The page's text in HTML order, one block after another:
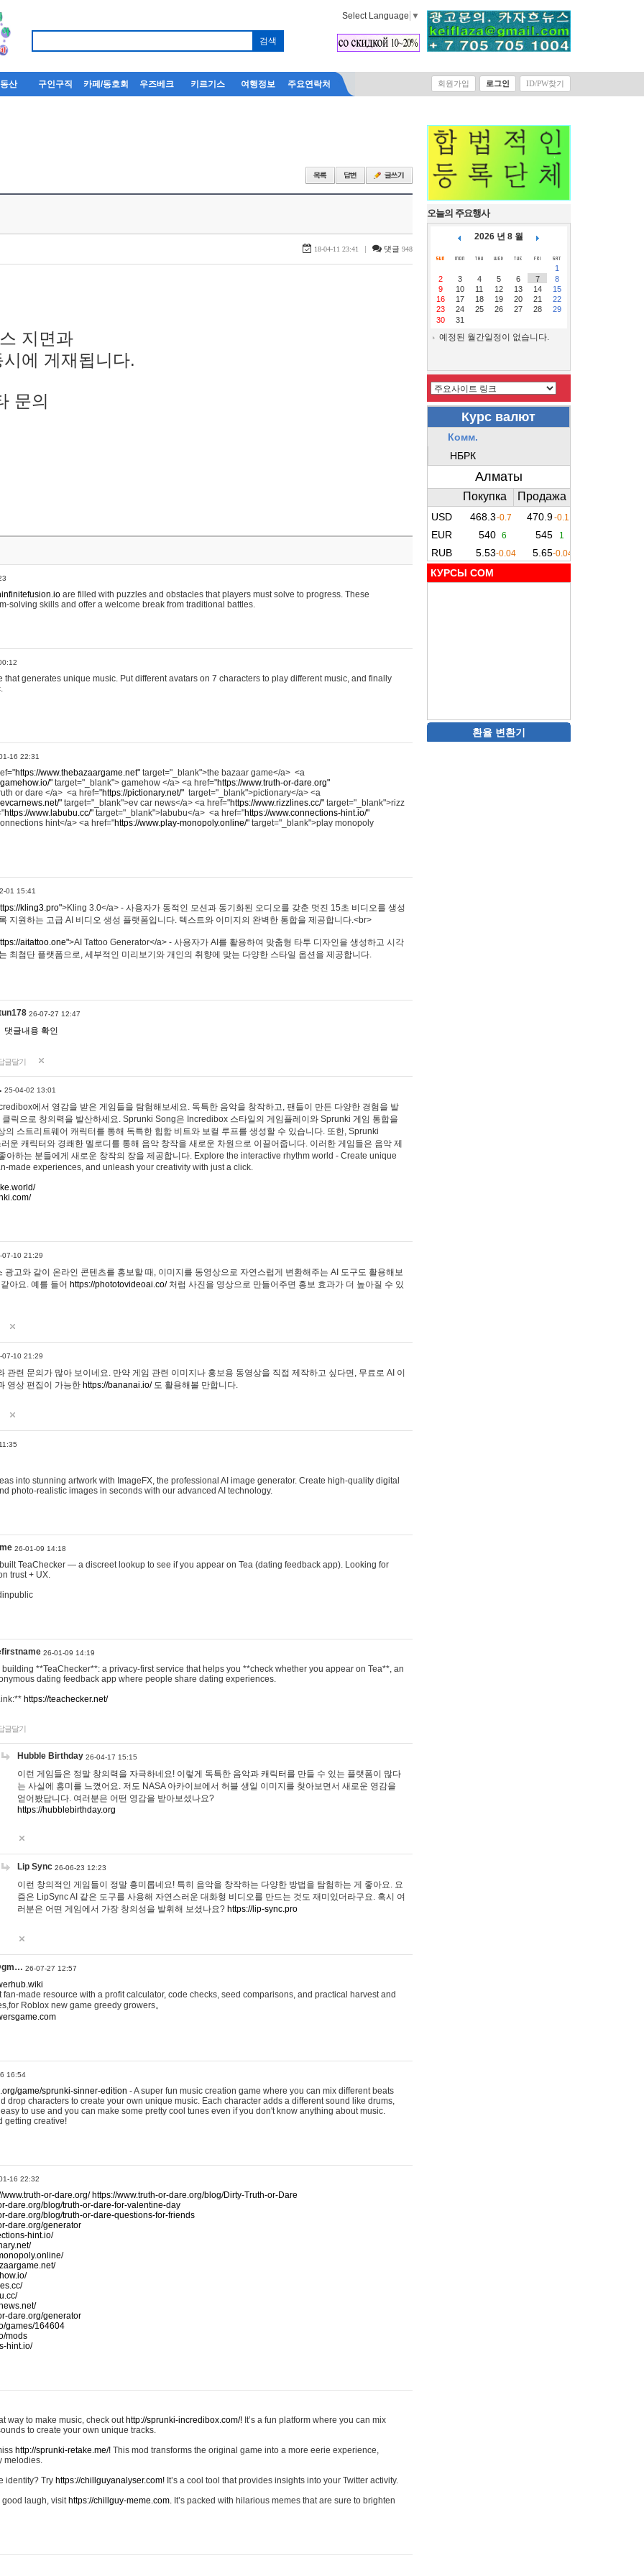
Select Language ▼
산 구인구직 카페/동호회 우즈베크 키르기스 여행정보 주요연락처 회원가입 로그인 ID/PW찾기
18-04-11 23:41 | 댓글 948
지면과
에 게재됩니다.
문의
are filled with puzzles and obstacles that players must solve to progress. These
solving skills and offer a welcome break from traditional battles.
that generates unique music. Put different avatars on 7 characters to play different music, and finally
16 22:31
https://www.thebazaargame.net" target="_blank">the bazaar game</a> <a
" target="_blank"> gamehow </a> <a href="https://www.truth-or-dare.org"
or dare </a> <a href="https://pictionary.net/" target="_blank">pictionary</a> <a
" target="_blank">ev car news</a> <a href="https://www.rizzlines.cc/" target="_blank">rizz
https://www.labubu.cc/" target="_blank">labubu</a> <a href="https://www.connections-hint.io/"
hint</a> <a href="https://www.play-monopoly.online/" target="_blank">play monopoly
01 15:41
kling3.pro">Kling 3.0</a> - 사용자가 동적인 모션과 동기화된 오디오를 갖춘 멋진 15초 비디오를 생성
지원하는 고급 AI 비디오 생성 플랫폼입니다. 텍스트와 이미지의 완벽한 통합을 제공합니다.<br>
aitattoo.one">AI Tattoo Generator</a> - 사용자가 AI를 활용하여 맞춤형 타투 디자인을 생성하고 시각
최첨단 플랫폼으로, 세부적인 미리보기와 개인의 취향에 맞는 다양한 스타일 옵션을 제공합니다.
26-07-27 12:47
댓글내용 확인
글달기
25-04-02 13:01
에서 영감을 받은 게임들을 탐험해보세요. 독특한 음악을 창작하고, 팬들이 만든 다양한 경험을 발
클릭으로 창의력을 발산하세요. Sprunki Song은 Incredibox 스타일의 게임플레이와 Sprunki 게임 통합을
의 스트리트웨어 캐릭터를 통해 독특한 힙합 비트와 보컬 루프를 생성할 수 있습니다. 또한, Sprunki
운 캐릭터와 경쾌한 멜로디를 통해 음악 창작을 새로운 차원으로 이끌어줍니다. 이러한 게임들은 음악 제
아하는 분들에게 새로운 창작의 장을 제공합니다. Explore the interactive rhythm world - Create unique
made experiences, and unleash your creativity with just a click.
07-10 21:29
광고와 같이 온라인 콘텐츠를 홍보할 때, 이미지를 동영상으로 자연스럽게 변환해주는 AI 도구도 활용해보
아요. 예를 들어 https://phototovideoai.co/처럼 사진을 영상으로 만들어주면 홍보 효과가 더 높아질 수 있
07-10 21:29
관련 문의가 많아 보이네요. 만약 게임 관련 이미지나 홍보용 동영상을 직접 제작하고 싶다면, 무료로 AI 이
영상 편집이 가능한 https://bananai.io/도 활용해볼 만합니다.
into stunning artwork with ImageFX, the professional AI image generator. Create high-quality digital
photo-realistic images in seconds with our advanced AI technology.
26-01-09 14:18
TeaChecker — a discreet lookup to see if you appear on Tea (dating feedback app). Looking for
trust + UX.
26-01-09 14:19
building **TeaChecker**: a privacy-first service that helps you **check whether you appear on Tea**, an
dating feedback app where people share dating experiences.
https://teachecker.net/
글달기
Hubble Birthday 26-04-17 15:15
이런 게임들은 정말 창의력을 자극하네요! 이렇게 독특한 음악과 캐릭터를 만들 수 있는 플랫폼이 많다
는 사실에 흥미를 느꼈어요. 저도 NASA 아카이브에서 허블 생일 이미지를 찾아보면서 새로운 영감을
얻어봤답니다. 여러분은 어떤 영감을 받아보셨나요?
https://hubblebirthday.org
Lip Sync 26-06-23 12:23
이런 창의적인 게임들이 정말 흥미롭네요! 특히 음악을 창작하는 다양한 방법을 탐험하는 게 좋아요. 요
즘은 LipSync AI 같은 도구를 사용해 자연스러운 대화형 비디오를 만드는 것도 재미있더라구요. 혹시 여
러분은 어떤 게임에서 가장 창의성을 발휘해 보셨나요? https://lip-sync.pro
26-07-27 12:57
made resource with a profit calculator, code checks, seed comparisons, and practical harvest and
Roblox new game greedy growers。
16:54
game/sprunki-sinner-edition - A super fun music creation game where you can mix different beats
drop characters to create your own unique music. Each character adds a different sound like drums,
to use and you can make some pretty cool tunes even if you don't know anything about music.
getting creative!
16 22:32
www.truth-or-dare.org/ https://www.truth-or-dare.org/blog/Dirty-Truth-or-Dare
dare.org/blog/truth-or-dare-for-valentine-day
dare.org/blog/truth-or-dare-questions-for-friends
dare.org/generator
hint.io/
dare.org/generator
games/164604
mods
hint.io/
way to make music, check out http://sprunki-incredibox.com/! It’s a fun platform where you can mix
to create your own unique tracks.
http://sprunki-retake.me/! This mod transforms the original game into a more eerie experience,
melodies.
identity? Try https://chillguyanalyser.com! It’s a cool tool that provides insights into your Twitter activity.
good laugh, visit https://chillguy-meme.com. It’s packed with hilarious memes that are sure to brighten
오늘의 주요행사
2026 년 8 월
1
2
3 4 5 6 7
8
9
10 11 12 13 14
15
16
17 18 19 20 21
22
23
24 25 26 27 28
29
30
31
예정된 월간일정이 없습니다.
КУРСЫ COM
환율 변환기